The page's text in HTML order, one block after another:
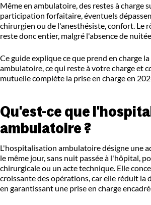
Même en ambulatoire, des restes à charge
participation forfaitaire, éventuels
chirurgien ou de l'anesthésiste, confort. Le
reste donc entier, malgré l'absence de
Ce guide explique ce que prend en charge
ambulatoire, ce qui reste à votre charge et
mutuelle complète la prise en charge en
Qu'est-ce que
ambulatoire ?
L'hospitalisation ambulatoire désigne une
le même jour, sans nuit passée à l'hôpital,
chirurgicale ou un acte technique. Elle
croissante des opérations, car elle réduit la
en garantissant une prise en charge